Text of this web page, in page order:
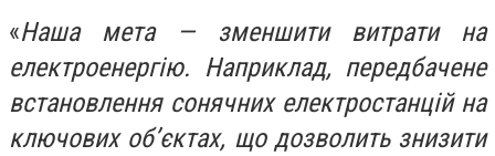
«Наша мета — зменшити витрати на
електроенергію. Наприклад, передбачене
встановлення сонячних електростанцій на
ключових об’єктах, що дозволить знизити